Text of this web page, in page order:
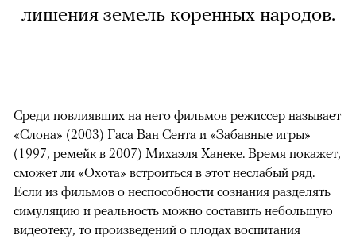
лишения земель коренных народов.
Среди повлиявших на него фильмов режиссер называет
«Слона» (2003) Гаса Ван Сента и «Забавные игры»
(1997, ремейк в 2007) Михаэля Ханеке. Время покажет,
сможет ли «Охота» встроиться в этот неслабый ряд.
Если из фильмов о неспособности сознания разделять
симуляцию и реальность можно составить небольшую
видеотеку, то произведений о плодах воспитания